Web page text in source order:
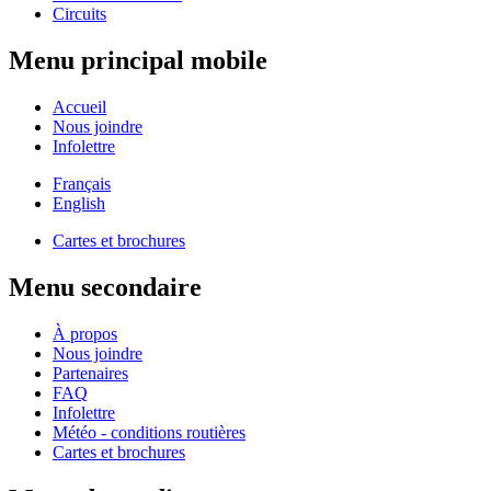
Circuits
Menu principal mobile
Accueil
Nous joindre
Infolettre
Français
English
Cartes et brochures
Menu secondaire
À propos
Nous joindre
Partenaires
FAQ
Infolettre
Météo - conditions routières
Cartes et brochures